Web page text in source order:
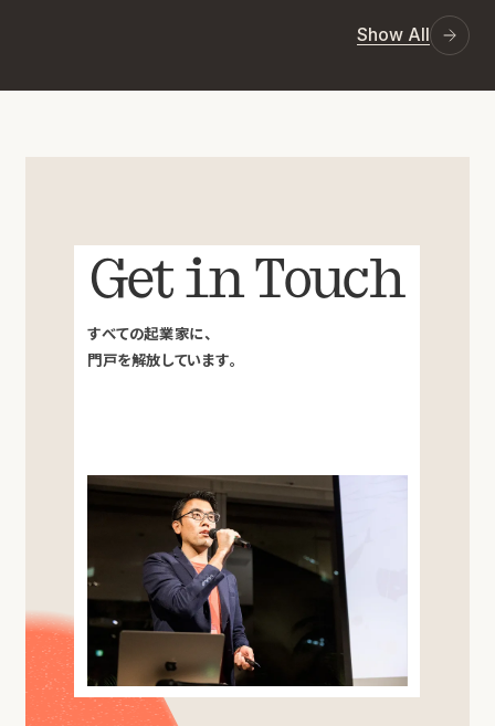
Show All
Get in Touch
すべての起業家に、
門戸を解放しています。